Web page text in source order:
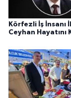
Körfezli İş İnsanı
Ceyhan